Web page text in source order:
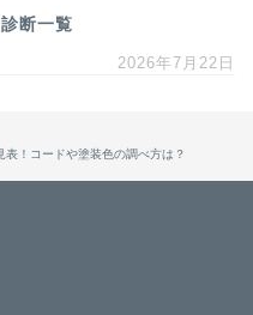
断一覧
2026年7月22日
！コードや塗装色の調べ方は？